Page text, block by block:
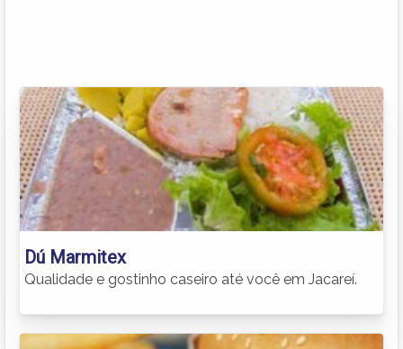
Dú Marmitex
Qualidade e gostinho caseiro até você em Jacareí.